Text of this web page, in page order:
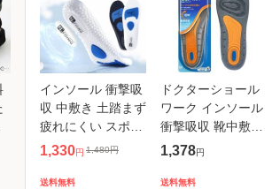
インソール 衝撃吸
収 中敷き 土踏まず
疲れにくい スポー
ツ スニーカー ラン
ズ レディース リノ
1,330円 1,480円
送料無料
ドクターショール
ワーク インソール
衝撃吸収 靴中敷き
立ち仕事用 臭い 消
アクティブ 全2サ
1,378円
送料無料